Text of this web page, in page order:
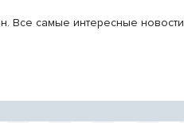
Все самые интересные новости